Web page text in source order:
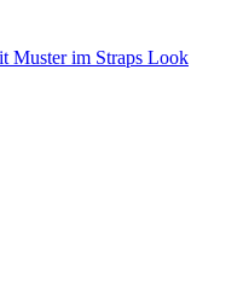
Muster im Straps Look